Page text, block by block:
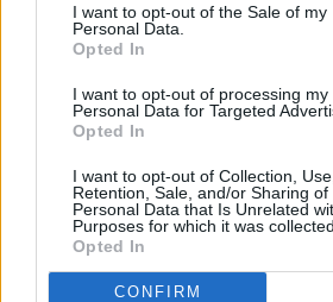
cualquier momento entrando de nuevo
visitando nuestra política de privacidad.
I want to opt-out of the Sale of my
Personal Data.
Opted In
I want to opt-out of processing my
Personal Data for Targeted
Opted In
I want to opt-out of Collection, Use,
Retention, Sale, and/or Sharing of
Personal Data that Is Unrelated
Purposes for which it was collected.
Opted In
CONFIRM